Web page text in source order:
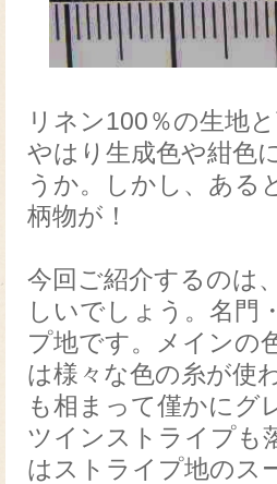
リネン100％の生地
やはり生成色や紺色
うか。しかし、ある
柄物が！
今回ご紹介するのは
しいでしょう。名門
プ地です。メインの
は様々な色の糸が使
も相まって僅かにグ
ツインストライプも
はストライプ地のス